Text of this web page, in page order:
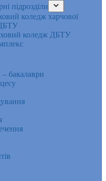
підрозділи
коледж харчової
коледж ДБТУ
– бакалаври